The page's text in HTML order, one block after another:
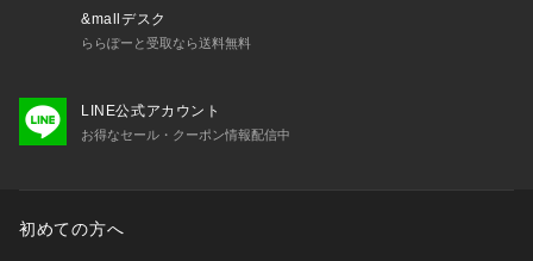
&mallデスク
ららぽーと受取なら送料無料
LINE公式アカウント
お得なセール・クーポン情報配信中
初めての方へ